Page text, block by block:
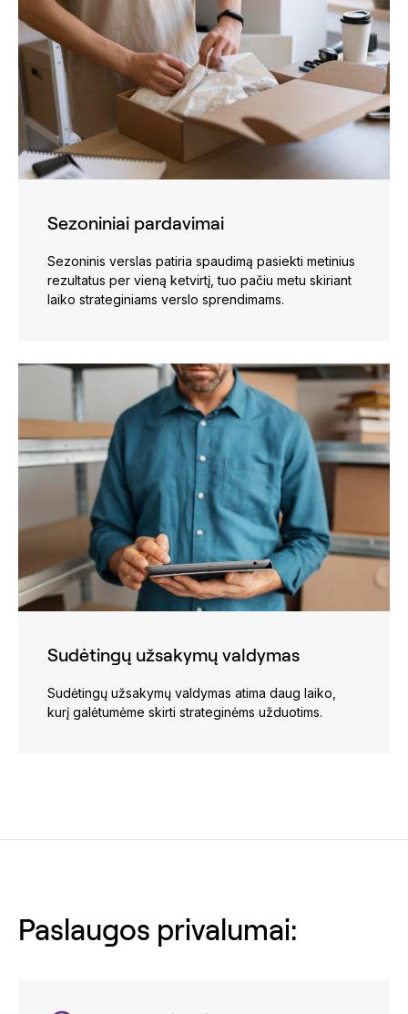
Sezoniniai pardavimai
Sezoninis verslas patiria spaudimą pasiekti metinius
rezultatus per vieną ketvirtį, tuo pačiu metu skiriant
laiko strateginiams verslo sprendimams.
Sudėtingų užsakymų valdymas
Sudėtingų užsakymų valdymas atima daug laiko,
kurį galėtumėme skirti strateginėms užduotims.
Paslaugos privalumai: